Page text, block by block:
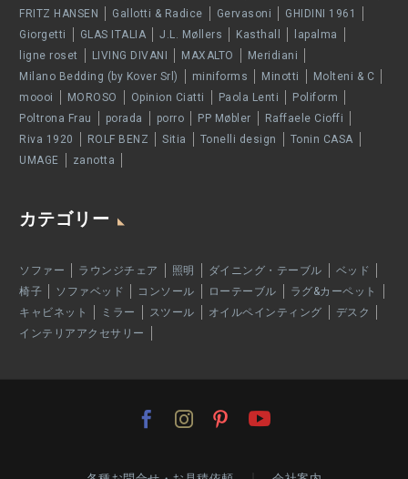
FRITZ HANSEN
Gallotti & Radice Gervasoni
GHIDINI 1961
Giorgetti
GLAS ITALIA J.L. Møllers Kasthall
lapalma
ligne roset
LIVING DIVANI MAXALTO
Meridiani
Milano Bedding (by Kover Srl)
miniforms Minotti
Molteni & C
moooi
MOROSO Opinion Ciatti Paola Lenti
Poliform
Poltrona Frau
porada porro PP Møbler
Raffaele Cioffi
Riva 1920
ROLF BENZ Sitia Tonelli design
Tonin CASA
UMAGE
zanotta
カテゴリー
ソファー ラウンジチェア 照明 ダイニング・テーブル
ベッド
椅子
ソファベッド コンソール ローテーブル
ラグ&カーペット
キャビネット
ミラー スツール オイルペインティング
デスク
インテリアアクセサリー